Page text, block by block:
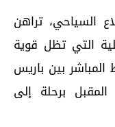
السياحي، تراهن
التي تظل قوية
بين باريس
برحلة إلى